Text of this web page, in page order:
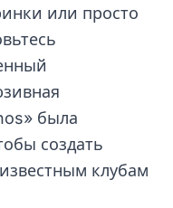
или просто
была
создать
клубам